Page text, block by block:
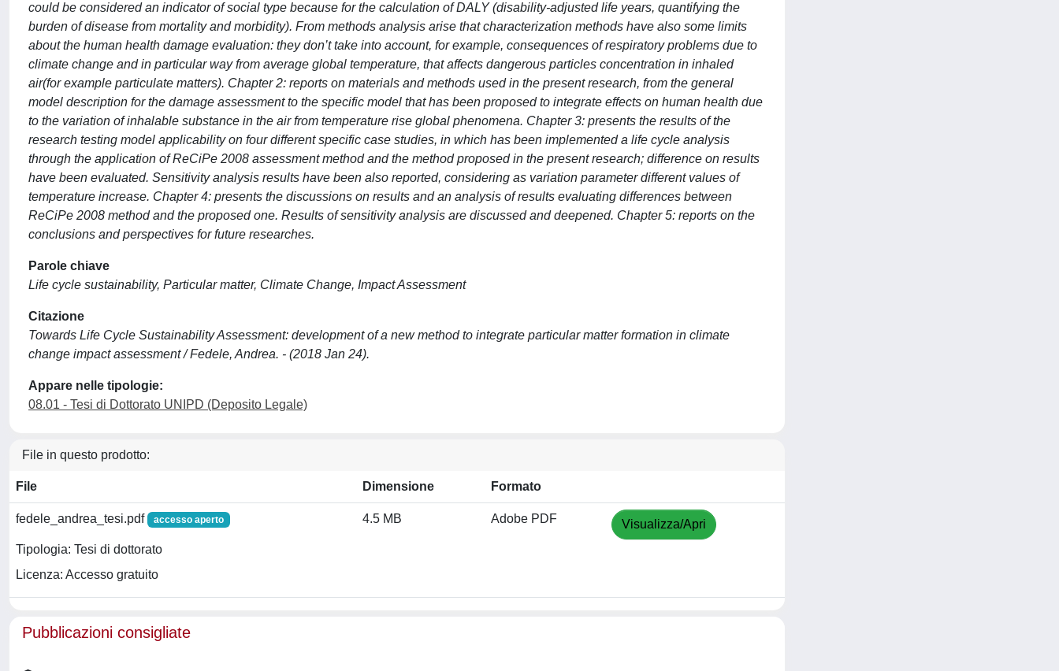
could be considered an indicator of social type because for the calculation of DALY (disability-adjusted life years, quantifying the
burden of disease from mortality and morbidity). From methods analysis arise that characterization methods have also some limits
about the human health damage evaluation: they don’t take into account, for example, consequences of respiratory problems due to
climate change and in particular way from average global temperature, that affects dangerous particles concentration in inhaled
air(for example particulate matters). Chapter 2: reports on materials and methods used in the present research, from the general
model description for the damage assessment to the specific model that has been proposed to integrate effects on human health due
to the variation of inhalable substance in the air from temperature rise global phenomena. Chapter 3: presents the results of the
research testing model applicability on four different specific case studies, in which has been implemented a life cycle analysis
through the application of ReCiPe 2008 assessment method and the method proposed in the present research; difference on results
have been evaluated. Sensitivity analysis results have been also reported, considering as variation parameter different values of
temperature increase. Chapter 4: presents the discussions on results and an analysis of results evaluating differences between
ReCiPe 2008 method and the proposed one. Results of sensitivity analysis are discussed and deepened. Chapter 5: reports on the
conclusions and perspectives for future researches.
Parole chiave
Life cycle sustainability, Particular matter, Climate Change, Impact Assessment
Citazione
Towards Life Cycle Sustainability Assessment: development of a new method to integrate particular matter formation in climate
change impact assessment / Fedele, Andrea. - (2018 Jan 24).
Appare nelle tipologie:
08.01 - Tesi di Dottorato UNIPD (Deposito Legale)
File in questo prodotto:
File Dimensione Formato
fedele_andrea_tesi.pdf accesso aperto
Tipologia: Tesi di dottorato
Licenza: Accesso gratuito
4.5 MB Adobe PDF Visualizza/Apri
Pubblicazioni consigliate